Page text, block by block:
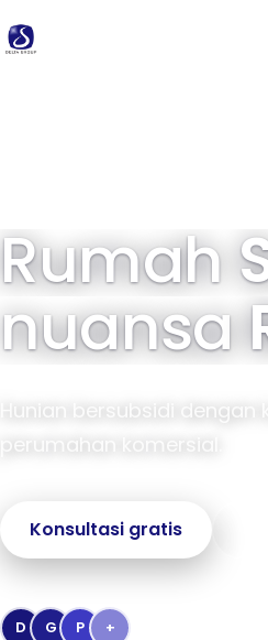
Rumah
nuansa
Hunian bersubsidi
perumahan komersial.
Konsultasi gratis
D G P +